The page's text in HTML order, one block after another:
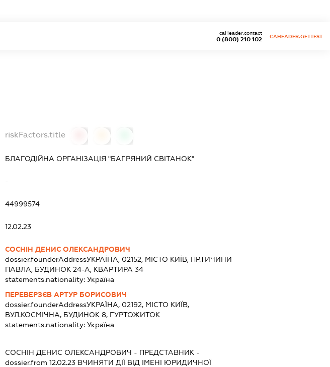
0 (800) 210 102
caHeader.contact
CAHEADER.GETTEST
riskFactors.title
БЛАГОДІЙНА ОРГАНІЗАЦІЯ "БАГРЯНИЙ СВІТАНОК"
-
44999574
12.02.23
СОСНІН ДЕНИС ОЛЕКСАНДРОВИЧ
dossier.founderAddressУКРАЇНА, 02152, МІСТО КИЇВ, ПР.ТИЧИНИ
ПАВЛА, БУДИНОК 24-А, КВАРТИРА 34
statements.nationality: Україна
ПЕРЕВЕРЗЄВ АРТУР БОРИСОВИЧ
dossier.founderAddressУКРАЇНА, 02192, МІСТО КИЇВ,
ВУЛ.КОСМІЧНА, БУДИНОК 8, ГУРТОЖИТОК
statements.nationality: Україна
СОСНІН ДЕНИС ОЛЕКСАНДРОВИЧ - ПРЕДСТАВНИК -
dossier.from 12.02.23ВЧИНЯТИ ДІЇ ВІД ІМЕНІ ЮРИДИЧНОЇ